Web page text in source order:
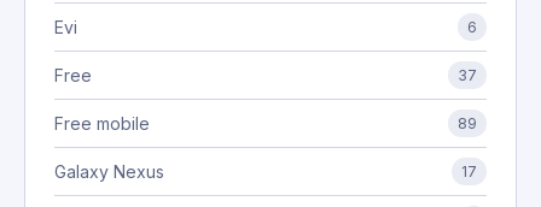
Evi 6
Free 37
Free mobile 89
Galaxy Nexus 17